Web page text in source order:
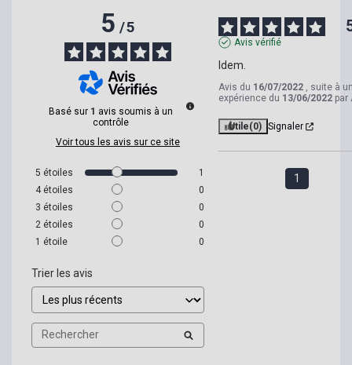
5/5
Basé sur 1 avis soumis à un
contrôle
Voir tous les avis sur ce site
5 étoiles
1
4 étoiles
0
3 étoiles
0
2 étoiles
0
1 étoile 0
Trier les avis
Avis vérifié
Idem.
Avis du 16/07/2022 , suite à
expérience du 13/06/2022 par
Utile(0) Signaler
1